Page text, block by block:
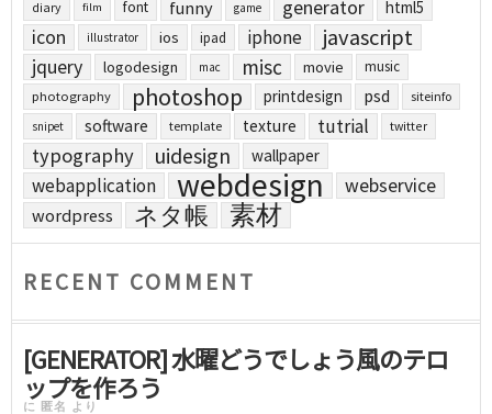
diary film font funny game generator html5
icon illustrator ios ipad iphone javascript
jquery logodesign mac misc movie music
photography photoshop printdesign psd siteinfo
snipet software template texture tutrial twitter
typography uidesign wallpaper
webapplication webdesign webservice
wordpress ネタ帳 素材
RECENT COMMENT
[GENERATOR] 水曜どうでしょう風のテロ
ップを作ろう
に 匿名 より